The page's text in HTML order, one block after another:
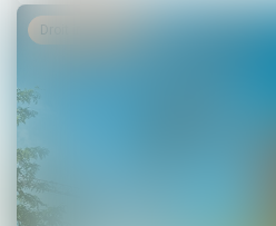
Droit immobilier